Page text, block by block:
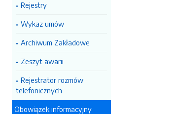
Rejestry
Wykaz umów
Archiwum Zakładowe
Zeszyt awarii
Rejestrator rozmów
telefonicznych
Obowiązek informacyjny